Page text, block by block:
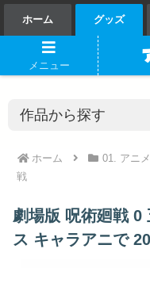
ホーム グッズ
ホーム 01. アニ
戦
劇場版 呪術廻戦 0
ス キャラアニで
メニュー